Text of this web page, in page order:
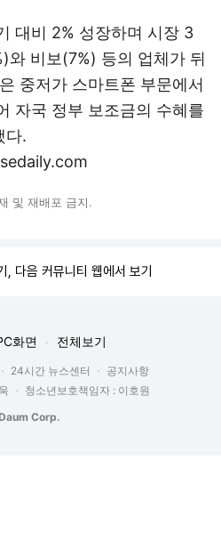
대비 2% 성장하며 시장 3
와 비보(7%) 등의 업체가 뒤
중저가 스마트폰 부문에서
자국 정부 보조금의 수혜를
다.
및 재배포 금지.
, 다음 커뮤니티 웹에서 보기
화면 전체보기
24시간 뉴스센터
공지사항
청소년보호책임자 : 이호원
Corp.